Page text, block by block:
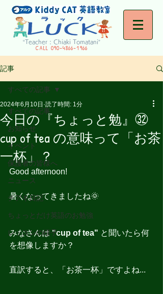
“Teacher : Chiaki Tomatani”
CALL 090-4866-1966
記事
すべての記事
お知らせ
イベント
保護者の皆様へ
ニュース
チアキ日記
ちょっとだけ英語のお勉強
レッスンの様子
すべての記事
今日の『ちょっと勉』㉜
cup of tea の意味って「お茶
一杯」？
2024年6月10日 読了時間: 1分
Good afternoon!
暑くなってきましたね🌞
みなさんは "cup of tea" と聞いたら何
を想像しますか？
直訳すると、「お茶一杯」ですよね...